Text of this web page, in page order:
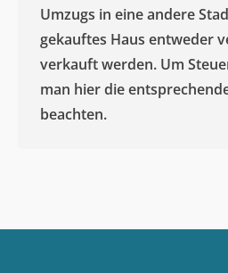
Umzugs in eine andere
gekauftes Haus entweder
verkauft werden. Um
man hier die
beachten.